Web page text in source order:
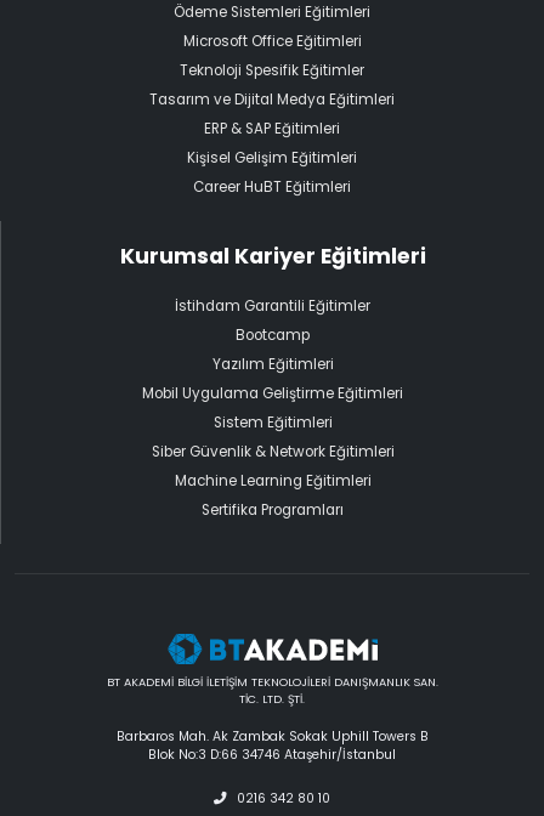
Ödeme Sistemleri Eğitimleri
Microsoft Office Eğitimleri
Teknoloji Spesifik Eğitimler
Tasarım ve Dijital Medya Eğitimleri
ERP & SAP Eğitimleri
Kişisel Gelişim Eğitimleri
Career HuBT Eğitimleri
Kurumsal Kariyer Eğitimleri
İstihdam Garantili Eğitimler
Bootcamp
Yazılım Eğitimleri
Mobil Uygulama Geliştirme Eğitimleri
Sistem Eğitimleri
Siber Güvenlik & Network Eğitimleri
Machine Learning Eğitimleri
Sertifika Programları
BT AKADEMİ BİLGİ İLETİŞİM TEKNOLOJİLERİ DANIŞMANLIK SAN.
TİC. LTD. ŞTİ.
Barbaros Mah. Ak Zambak Sokak Uphill Towers B
Blok No:3 D:66 34746 Ataşehir/İstanbul
0216 342 80 10